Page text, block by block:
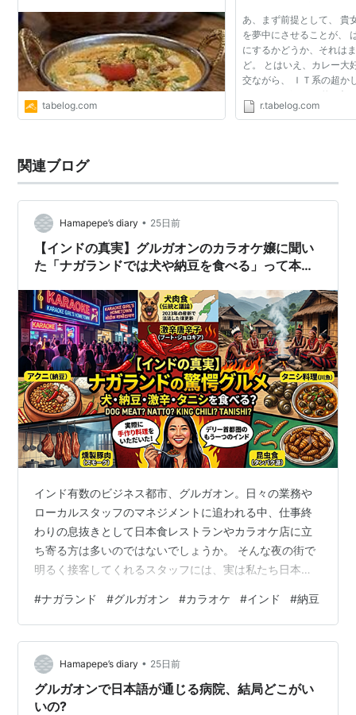
tabelog.com
あ、まず前提として、 貴
を夢中にさせることが、
にするかどうか、それは
ど。 とはいえ、カレー大
交ながら、 ＩＴ系の超か
く、 したがって、釣り
は、 なかなかあなどれな
r.tabelog.com
関連ブログ
Hamapepe’s diary • 25日前
【インドの真実】グルガオンのカラオケ嬢に聞い
た「ナガランドでは犬や納豆を食べる」って本
インド有数のビジネス都市、グルガオン。日々の業務や
ローカルスタッフのマネジメントに追われる中、仕事終
わりの息抜きとして日本食レストランやカラオケ店に立
ち寄る方は多いのではないでしょうか。 そんな夜の街で
明るく接客してくれるスタッフには、実は私たち日本人
ありません。 ある夜、カラオケ店でナガランド州出身の
女の子と、お互いの故郷の食べ物について話していたと
きのことです。 「やっぱりインドにいると、毎日カレー
食べてるの？」 そんな軽い気持ちで尋ねた私に、彼女は
あっけらかんとこう答えたのです。 「ううん。私の地元
では、犬を食べるよ。あと、納豆もね」 ……
#ナガランド #グルガオン #カラオケ #インド #納豆
Hamapepe’s diary • 25日前
グルガオンで日本語が通じる病院、結局どこがい
いの?